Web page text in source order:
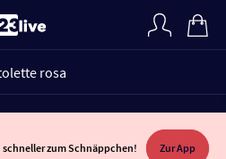
rosa
schneller zum Schnäppchen! Zur App